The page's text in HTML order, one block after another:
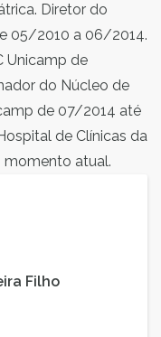
Diretor do
05/2010 a 06/2014.
Unicamp de
do Núcleo de
de 07/2014 até
de Clínicas da
atual.
Filho